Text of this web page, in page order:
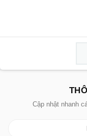
Cập nhật nhanh